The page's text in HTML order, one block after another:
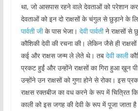
था, जो आसपास रहने वाले देवताओं को परेशान
देवताओं को इन दो राक्षसों के चंगुल से छुड़ाने के
पार्वती जीके पास भेजा। देवी पार्वतीने राक्षसों से
कौशिकी देवी की रचना की। लेकिन जैसे ही
कई और राक्षस जन्म ले लेते थे। तब देवी काली
प्रकट हुईं और उन्होंने राक्षसों का गिरा हुआ ख़ून
उन्होंने उन राक्षसों को गुणा होने से रोका। इस
राक्षस रक्तबीज का वध करने के रूप में चित्रित
काली को इस जगह की देवी के रूप में पूजा जाता